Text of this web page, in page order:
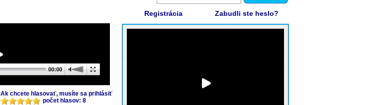
00:00
Ak chcete hlasovať, musíte sa prihlásiť
počet hlasov: 8
Registrácia Zabudli ste heslo?